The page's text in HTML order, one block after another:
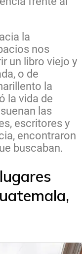
la
nos
un libro viejo y
o de
la
la vida de
las
escritores y
encontraron
buscaban.